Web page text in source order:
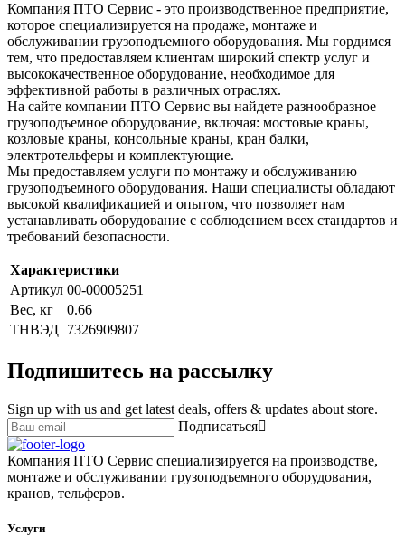
Компания ПТО Сервис - это производственное предприятие,
которое специализируется на продаже, монтаже и
обслуживании грузоподъемного оборудования. Мы гордимся
тем, что предоставляем клиентам широкий спектр услуг и
высококачественное оборудование, необходимое для
эффективной работы в различных отраслях.
На сайте компании ПТО Сервис вы найдете разнообразное
грузоподъемное оборудование, включая: мостовые краны,
козловые краны, консольные краны, кран балки,
электротельферы и комплектующие.
Мы предоставляем услуги по монтажу и обслуживанию
грузоподъемного оборудования. Наши специалисты обладают
высокой квалификацией и опытом, что позволяет нам
устанавливать оборудование с соблюдением всех стандартов и
требований безопасности.
Характеристики
Артикул 00-00005251
Вес, кг
0.66
ТНВЭД 7326909807
Подпишитесь на рассылку
Sign up with us and get latest deals, offers & updates about store.
Подписаться
Компания ПТО Сервис специализируется на производстве,
монтаже и обслуживании грузоподъемного оборудования,
кранов, тельферов.
Услуги